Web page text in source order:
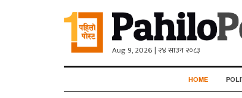
Aug 9, 2026 | २४ साउन २०८३
HOME